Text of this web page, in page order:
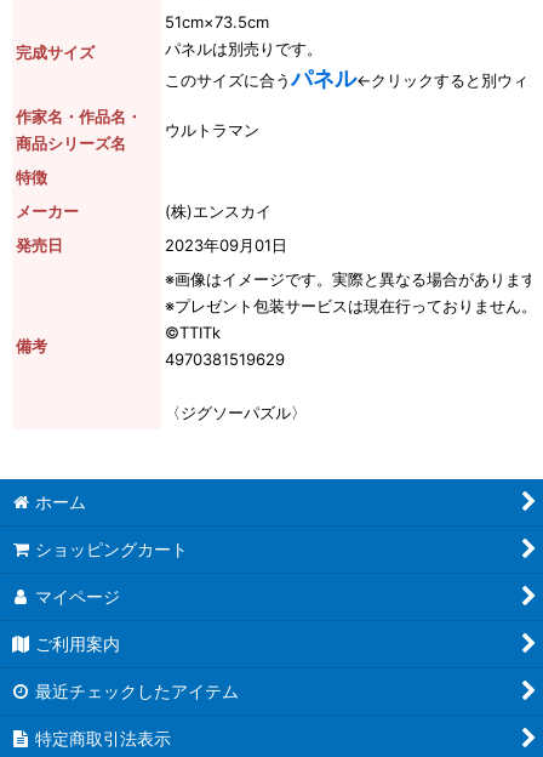
完成サイズ
51cm×73.5cm
パネルは別売りです。
このサイズに合うパネル←クリックすると別ウィ
作家名・作品名・
商品シリーズ名
ウルトラマン
特徴
メーカー
(株)エンスカイ
発売日
2023年09月01日
備考
※画像はイメージです。実際と異なる場合があります
※プレゼント包装サービスは現在行っておりません。
©TTITk
4970381519629
〈ジグソーパズル〉
ホーム
ショッピングカート
マイページ
ご利用案内
最近チェックしたアイテム
特定商取引法表示